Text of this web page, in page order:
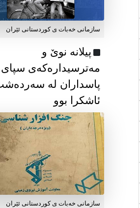
سازمانی خەبات ی كوردستانی ئێران
پیلانە نوێ و
مەترسیدارەکەی سپای
پاسداران لە
ئاشکرا بوو
سازمانی خەبات ی كوردستانی ئێران